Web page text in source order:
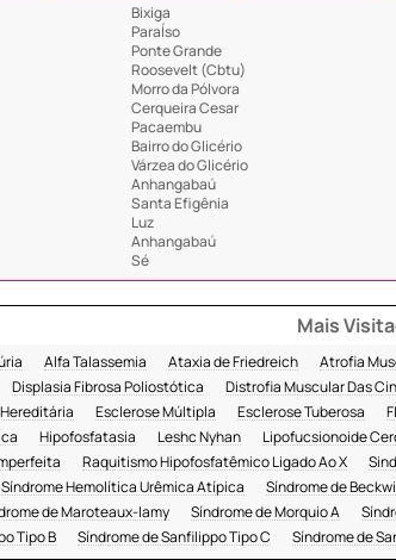
Bixiga
ParaÍso
Ponte Grande
Roosevelt (Cbtu)
Morro da Pólvora
Cerqueira Cesar
Pacaembu
Bairro do Glicério
Várzea do Glicério
Anhangabaú
Santa Efigênia
Luz
Anhangabaú
Sé
Mais
Alfa Talassemia Ataxia de Friedreich Atrofia
Displasia Fibrosa Poliostótica Distrofia Muscular Das
Esclerose Múltipla Esclerose Tuberosa
Hipofosfatasia Leshc Nyhan Lipofucsionoide
Raquitismo Hipofosfatêmico Ligado Ao X
Síndrome Hemolítica Urêmica Atípica Síndrome de
de Maroteaux-lamy Síndrome de Morquio A
Tipo B
Síndrome de Sanfilippo Tipo C Síndrome de